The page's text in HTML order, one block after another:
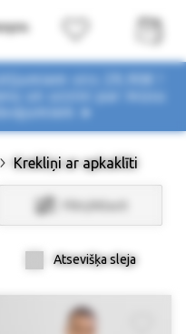
virs 29,90€ !
un uzzini par mūsu
Krekliņi ar apkaklīti
Filtri/Atlasīt
Atsevišķa sleja